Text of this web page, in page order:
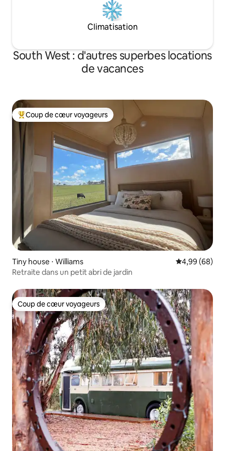
Climatisation
South West : d'autres superbes locations
de vacances
Coups de cœur voyageurs les plus appréciés
Coup de cœur voyageurs
Tiny house ⋅ Williams Évaluation
4,99 (68)
Retraite dans un petit abri de jardin
Coup de cœur voyageurs
Coup de cœur voyageurs